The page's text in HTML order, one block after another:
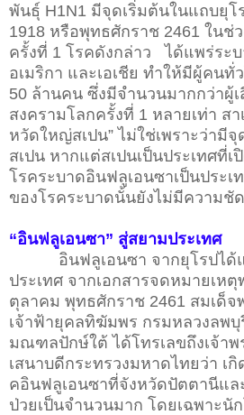
พันธุ์ H1N1 มีจุดเริ่มต้นในแถบยุโ
1918 หรือพุทธศักราช 2461 ในช่
ครั้งที่ 1 โรคดังกล่าว ได้แพร่ระ
อเมริกา และเอเชีย ทำให้มีผู้คนทั่
50 ล้านคน ซึ่งมีจำนวนมากกว่าผู้
สงครามโลกครั้งที่ 1 หลายเท่า สา
หวัดใหญ่สเปน” ไม่ใช่เพราะว่ามีจุ
สเปน หากแต่สเปนเป็นประเทศที่เ
โรคระบาดอินฟลูเอนซาเป็นประ
ของโรคระบาดนั้นยังไม่มีความชั
“อินฟลูเอนซา” สู่สยามประเทศ
อินฟลูเอนซา จากยุโรปได้แ
ประเทศ จากเอกสารจดหมายเห
ตุลาคม พุทธศักราช 2461 สมเด็จ
เจ้าฟ้ายุคลทิฆัมพร กรมหลวงลพบุ
มณฑลปักษ์ใต้ ได้โทรเลขถึงเจ้า
เสนาบดีกระทรวงมหาดไทยว่า เ
คอินฟลูเอนซาที่จังหวัดปัตตานีแ
ป่วยเป็นจำนวนมาก โดยเฉพาะนั